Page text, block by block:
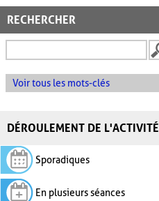
RECHERCHER
Voir tous les mots-clés
DÉROULEMENT DE L'ACTIVITÉ
Sporadiques
En plusieurs séances